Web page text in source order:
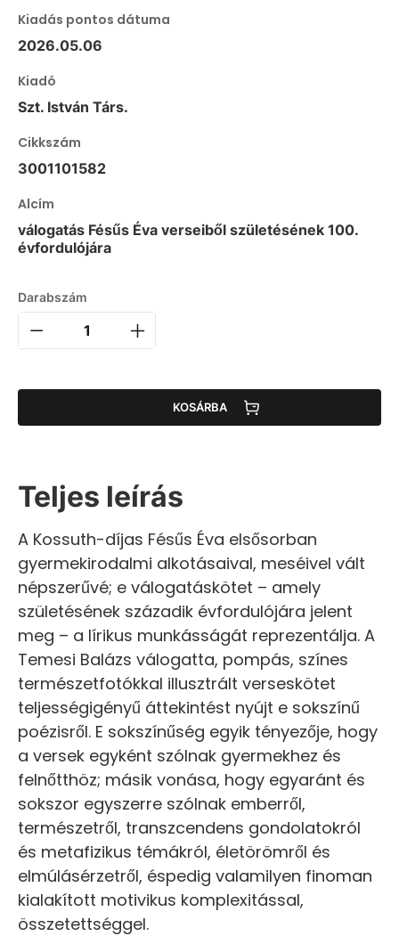
Kiadás pontos dátuma
2026.05.06
Kiadó
Szt. István Társ.
Cikkszám
3001101582
Alcím
válogatás Fésűs Éva verseiből születésének 100.
évfordulójára
Darabszám
KOSÁRBA
Teljes leírás
A Kossuth-díjas Fésűs Éva elsősorban
gyermekirodalmi alkotásaival, meséivel vált
népszerűvé; e válogatáskötet – amely
születésének századik évfordulójára jelent
meg – a lírikus munkásságát reprezentálja. A
Temesi Balázs válogatta, pompás, színes
természetfotókkal illusztrált verseskötet
teljességigényű áttekintést nyújt e sokszínű
poézisről. E sokszínűség egyik tényezője, hogy
a versek egyként szólnak gyermekhez és
felnőtthöz; másik vonása, hogy egyaránt és
sokszor egyszerre szólnak emberről,
természetről, transzcendens gondolatokról
és metafizikus témákról, életörömről és
elmúlásérzetről, éspedig valamilyen finoman
kialakított motivikus komplexitással,
összetettséggel.